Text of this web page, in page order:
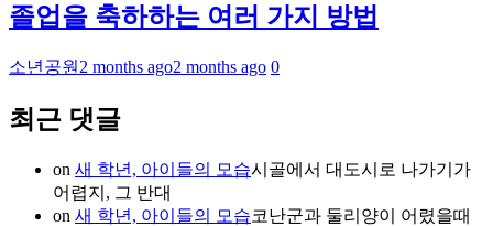
졸업을 축하하는 여러 가지 방법
소년공원 2 months ago2 months ago 0
최근 댓글
on 새 학년, 아이들의 모습시골에서 대도시로 나가기가
어렵지, 그 반대
on 새 학년, 아이들의 모습코난군과 둘리양이 어렸을때